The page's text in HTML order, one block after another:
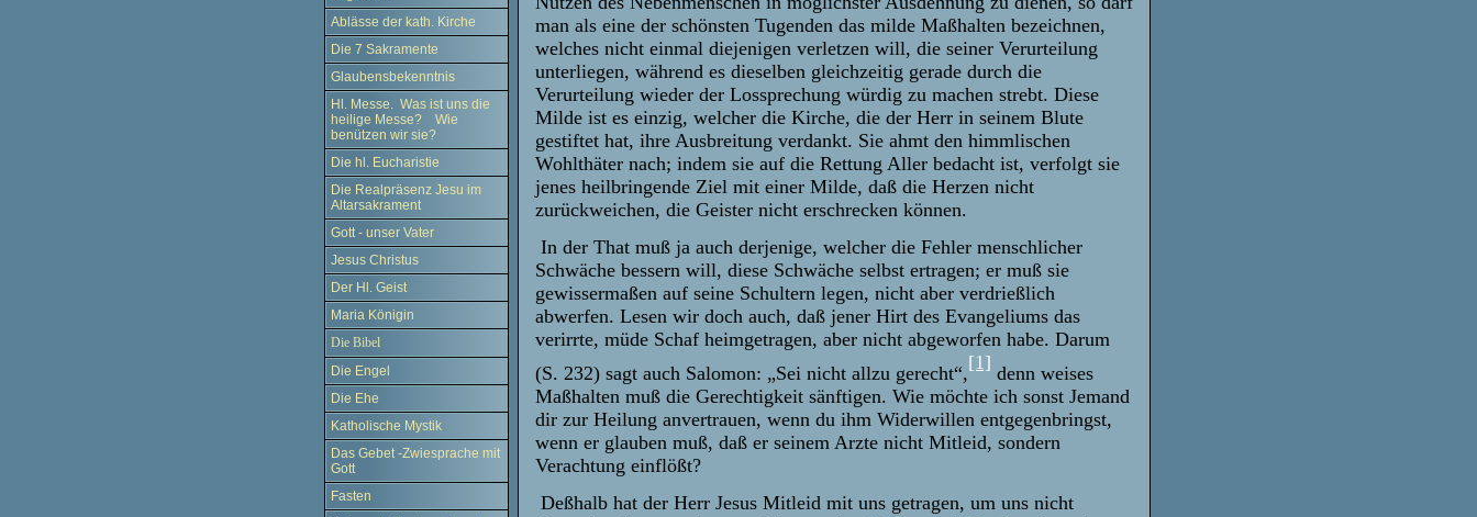
Ablässe der kath. Kirche
Die 7 Sakramente
Glaubensbekenntnis
Hl. Messe. Was ist uns die
heilige Messe? Wie
benützen wir sie?
Die hl. Eucharistie
Die Realpräsenz Jesu im
Altarsakrament
Gott - unser Vater
Jesus Christus
Der Hl. Geist
Maria Königin
Die Bibel
Die Engel
Die Ehe
Katholische Mystik
Das Gebet -Zwiesprache mit
Gott
Fasten
man als eine der schönsten Tugenden das milde Maßhalten bezeichnen,
welches nicht einmal diejenigen verletzen will, die seiner Verurteilung
unterliegen, während es dieselben gleichzeitig gerade durch die
Verurteilung wieder der Lossprechung würdig zu machen strebt. Diese
Milde ist es einzig, welcher die Kirche, die der Herr in seinem Blute
gestiftet hat, ihre Ausbreitung verdankt. Sie ahmt den himmlischen
Wohlthäter nach; indem sie auf die Rettung Aller bedacht ist, verfolgt sie
jenes heilbringende Ziel mit einer Milde, daß die Herzen nicht
zurückweichen, die Geister nicht erschrecken können.
In der That muß ja auch derjenige, welcher die Fehler menschlicher
Schwäche bessern will, diese Schwäche selbst ertragen; er muß sie
gewissermaßen auf seine Schultern legen, nicht aber verdrießlich
abwerfen. Lesen wir doch auch, daß jener Hirt des Evangeliums das
verirrte, müde Schaf heimgetragen, aber nicht abgeworfen habe. Darum
(S. 232) sagt auch Salomon: „Sei nicht allzu gerecht“,
[1]
denn weises
Maßhalten muß die Gerechtigkeit sänftigen. Wie möchte ich sonst Jemand
dir zur Heilung anvertrauen, wenn du ihm Widerwillen entgegenbringst,
wenn er glauben muß, daß er seinem Arzte nicht Mitleid, sondern
Verachtung einflößt?
Deßhalb hat der Herr Jesus Mitleid mit uns getragen, um uns nicht